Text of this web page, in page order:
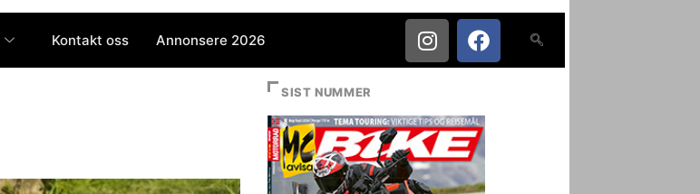
Kontakt oss Annonsere 2026
SIST NUMMER